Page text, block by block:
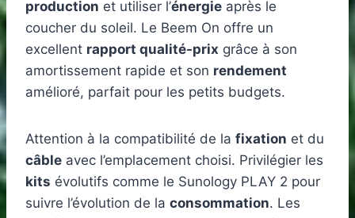
production et utiliser l’énergie après le
coucher du soleil. Le Beem On offre un
excellent rapport qualité-prix grâce à son
amortissement rapide et son rendement
amélioré, parfait pour les petits budgets.
Attention à la compatibilité de la fixation et du
câble avec l’emplacement choisi. Privilégier les
kits évolutifs comme le Sunology PLAY 2 pour
suivre l’évolution de la consommation. Les